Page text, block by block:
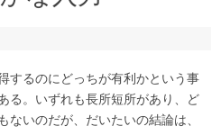
するのにどっちが有利かという事
る。いずれも長所短所があり、ど
ないのだが、だいたいの結論は、